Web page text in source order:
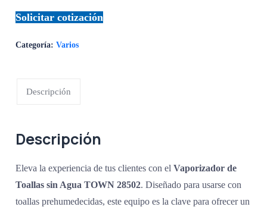
Solicitar cotización
Categoría:Varios
Descripción
Descripción
Eleva la experiencia de tus clientes con elVaporizador de
Toallas sin Agua TOWN 28502. Diseñado para usarse con
toallas prehumedecidas, este equipo es la clave para ofrecer un